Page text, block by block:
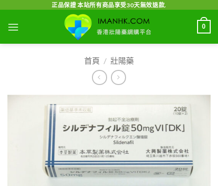
content
正品保證 本站所有商品享受30天無效退款.
0
首頁 / 壯陽藥